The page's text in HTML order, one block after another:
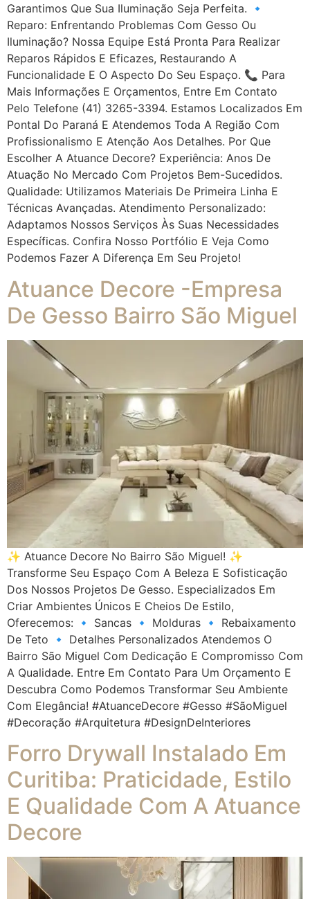
Garantimos Que Sua Iluminação Seja Perfeita. 🔹
Reparo: Enfrentando Problemas Com Gesso Ou
Iluminação? Nossa Equipe Está Pronta Para Realizar
Reparos Rápidos E Eficazes, Restaurando A
Funcionalidade E O Aspecto Do Seu Espaço. 📞 Para
Mais Informações E Orçamentos, Entre Em Contato
Pelo Telefone (41) 3265-3394. Estamos Localizados Em
Pontal Do Paraná E Atendemos Toda A Região Com
Profissionalismo E Atenção Aos Detalhes. Por Que
Escolher A Atuance Decore? Experiência: Anos De
Atuação No Mercado Com Projetos Bem-Sucedidos.
Qualidade: Utilizamos Materiais De Primeira Linha E
Técnicas Avançadas. Atendimento Personalizado:
Adaptamos Nossos Serviços Às Suas Necessidades
Específicas. Confira Nosso Portfólio E Veja Como
Podemos Fazer A Diferença Em Seu Projeto!
Atuance Decore -Empresa
De Gesso Bairro São Miguel
✨ Atuance Decore No Bairro São Miguel! ✨
Transforme Seu Espaço Com A Beleza E Sofisticação
Dos Nossos Projetos De Gesso. Especializados Em
Criar Ambientes Únicos E Cheios De Estilo,
Oferecemos: 🔹 Sancas 🔹 Molduras 🔹 Rebaixamento
De Teto 🔹 Detalhes Personalizados Atendemos O
Bairro São Miguel Com Dedicação E Compromisso Com
A Qualidade. Entre Em Contato Para Um Orçamento E
Descubra Como Podemos Transformar Seu Ambiente
Com Elegância! #AtuanceDecore #Gesso #SãoMiguel
#Decoração #Arquitetura #DesignDeInteriores
Forro Drywall Instalado Em
Curitiba: Praticidade, Estilo
E Qualidade Com A Atuance
Decore